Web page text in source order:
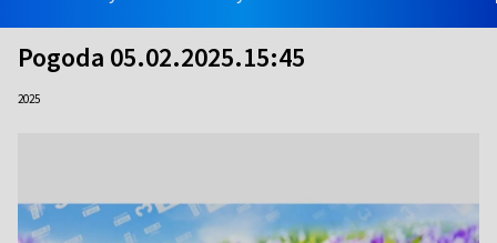
Pogoda 05.02.2025.15:45
2025